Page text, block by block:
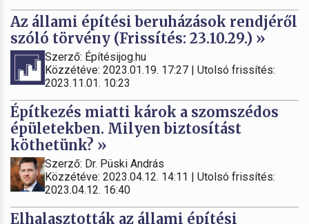
Az állami építési beruházások rendjéről
szóló törvény (Frissítés: 23.10.29.) »
Szerző: Építésijog.hu
Közzétéve: 2023.01.19. 17:27 | Utolsó frissítés:
2023.11.01. 10:23
Építkezés miatti károk a szomszédos
épületekben. Milyen biztosítást
köthetünk? »
Szerző: Dr. Püski András
Közzétéve: 2023.04.12. 14:11 | Utolsó frissítés:
2023.04.12. 16:40
Elhalasztották az állami építési